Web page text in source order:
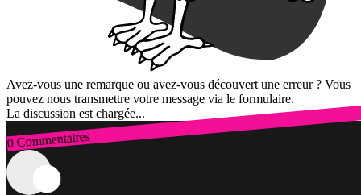
Avez-vous une remarque ou avez-vous découvert une erreur ? Vous
pouvez nous transmettre votre message via le formulaire.
La discussion est chargée...
0 Commentaires
Connexion